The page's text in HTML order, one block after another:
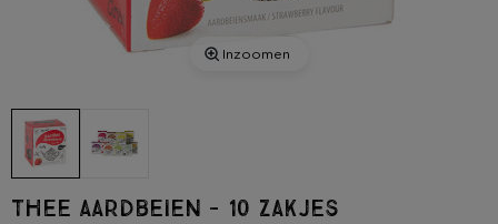
Inzoomen
Thee aardbeien - 10 zakjes